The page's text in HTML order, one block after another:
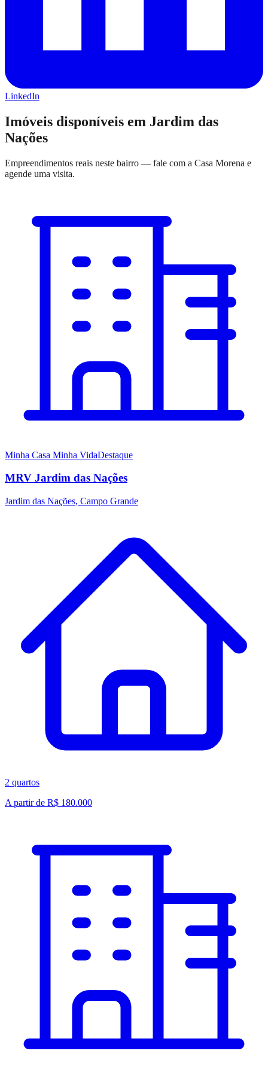
LinkedIn
Imóveis disponíveis em Jardim das
Nações
Empreendimentos reais neste bairro — fale com a Casa Morena e
agende uma visita.
Minha Casa Minha VidaDestaque
MRV Jardim das Nações
Jardim das Nações, Campo Grande
2 quartos
A partir de R$ 180.000